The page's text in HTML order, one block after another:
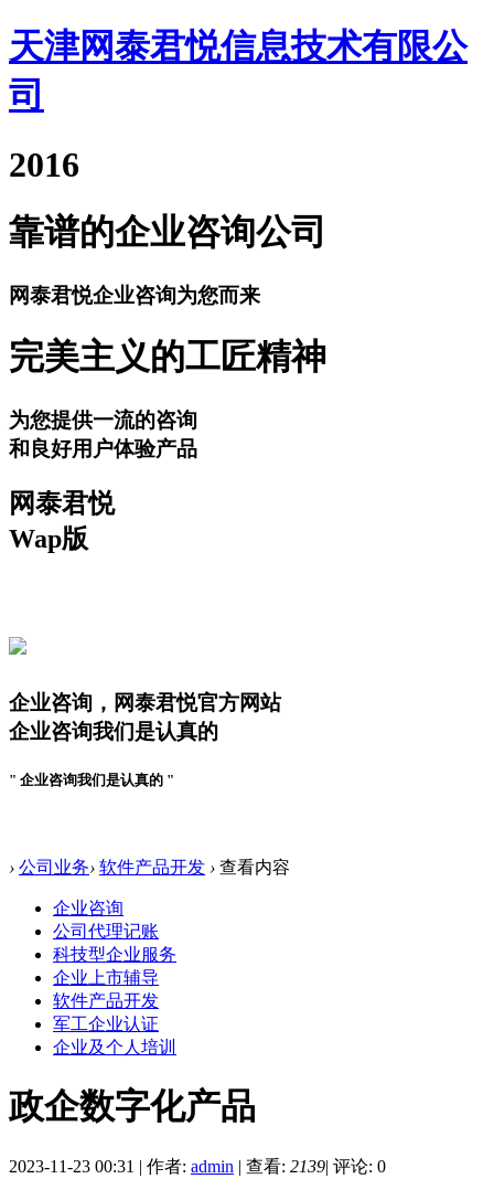
天津网泰君悦信息技术有限公
司
2016
靠谱的企业咨询公司
网泰君悦企业咨询为您而来
完美主义的工匠精神
为您提供一流的咨询
和良好用户体验产品
网泰君悦
Wap版
企业咨询，网泰君悦官方网站
企业咨询我们是认真的
" 企业咨询我们是认真的 "
› 公司业务› 软件产品开发 › 查看内容
企业咨询
公司代理记账
科技型企业服务
企业上市辅导
软件产品开发
军工企业认证
企业及个人培训
政企数字化产品
2023-11-23 00:31 | 作者: admin | 查看: 2139| 评论: 0